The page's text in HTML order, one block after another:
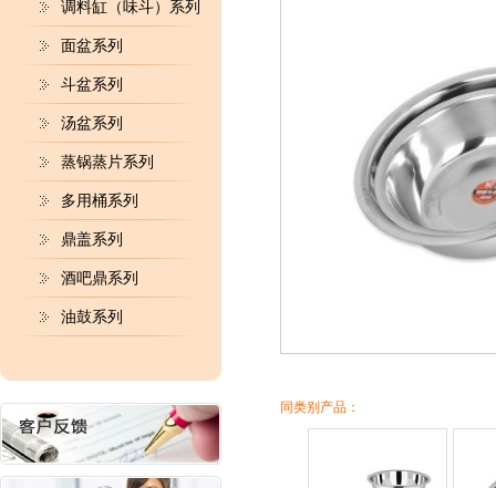
调料缸（味斗）系列
面盆系列
斗盆系列
汤盆系列
蒸锅蒸片系列
多用桶系列
鼎盖系列
酒吧鼎系列
油鼓系列
同类别产品：